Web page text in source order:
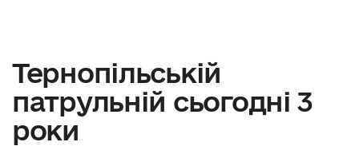
Тернопільській
патрульній сьогодні 3
роки